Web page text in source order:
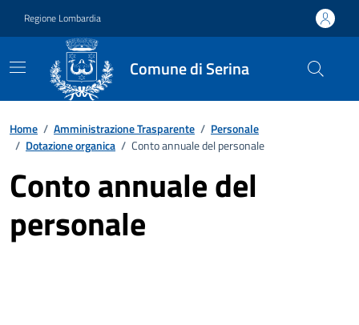
Regione Lombardia
Comune di Serina
Home / Amministrazione Trasparente / Personale
/ Dotazione organica / Conto annuale del personale
Conto annuale del
personale